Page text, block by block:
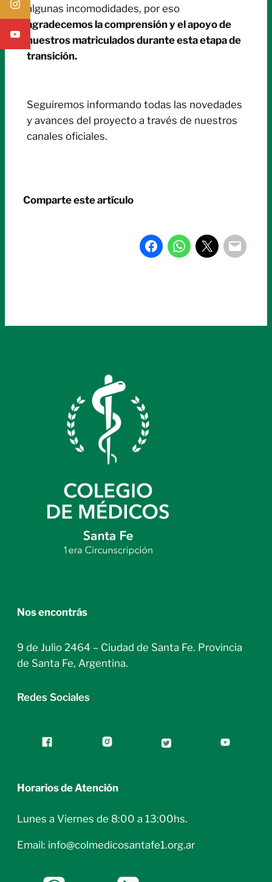
algunas incomodidades, por eso
agradecemos la comprensión y el apoyo de
nuestros matriculados durante esta etapa de
transición.
Seguiremos informando todas las novedades
y avances del proyecto a través de nuestros
canales oficiales.
Comparte este artículo
Nos encontrás
9 de Julio 2464 – Ciudad de Santa Fe. Provincia
de Santa Fe, Argentina.
Redes Sociales
Horarios de Atención
Lunes a Viernes de 8:00 a 13:00hs.
Email: info@colmedicosantafe1.org.ar